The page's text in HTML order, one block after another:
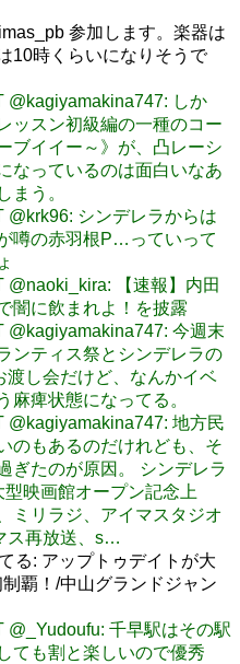
参加します。楽器は
10時くらいになりそうで
@kagiyamakina747: しか
ッスン初級編の一種のコー
ブイイー～》が、凸レーシ
なっているのは面白いなあ
まう。
@krk96: シンデレラからは
噂の赤羽根P…っていって
@naoki_kira: 【速報】内田
闇に飲まれよ！を披露
@kagiyamakina747: 今週末
ンティス祭とシンデレラの
し会だけど、なんかイベ
麻痺状態になってる。
@kagiyamakina747: 地方民
のもあるのだけれども、そ
ぎたのが原因。 シンデレラ
映画館オープン記念上
ミリラジ、アイマスタジオ
ス再放送、s…
る: アップトゥデイトが大
覇！/中山グランドジャン
@_Yudoufu: 千早駅はその駅
ても割と楽しいので優秀